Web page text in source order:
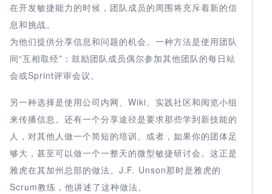
在开发敏捷能力的时候，团队成员的周围将充斥着新的信
息和挑战。
为他们提供分享信息和问题的机会。一种方法是使用团队
间“互相取经”：鼓励团队成员偶尔参加其他团队的每日站
会或Sprint评审会议。
另一种选择是使用公司内网、Wiki、实践社区和阅览小组
来传播信息。还有一个分享途径是要求那些学到新技能的
人，对其他人做一个简短的培训。或者，如果你的团体足
够大，甚至可以做一个一整天的微型敏捷研讨会。这正是
雅虎在其加州总部的做法。J.F. Unson那时是雅虎的
Scrum教练，他讲述了这种做法。